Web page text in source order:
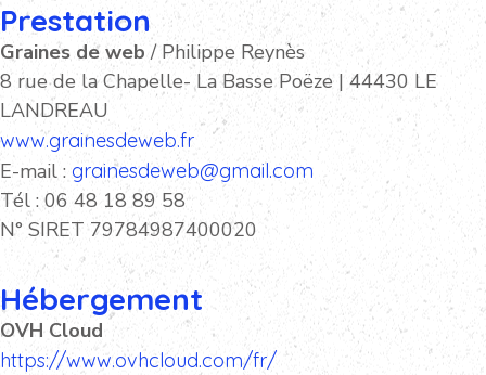
Prestation
Graines de web / Philippe Reynès
8 rue de la Chapelle- La Basse Poëze | 44430 LE
LANDREAU
www.grainesdeweb.fr
E-mail : grainesdeweb@gmail.com
Tél : 06 48 18 89 58
N° SIRET 79784987400020
Hébergement
OVH Cloud
https://www.ovhcloud.com/fr/